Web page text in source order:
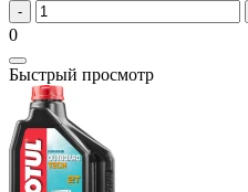
0
Быстрый просмотр